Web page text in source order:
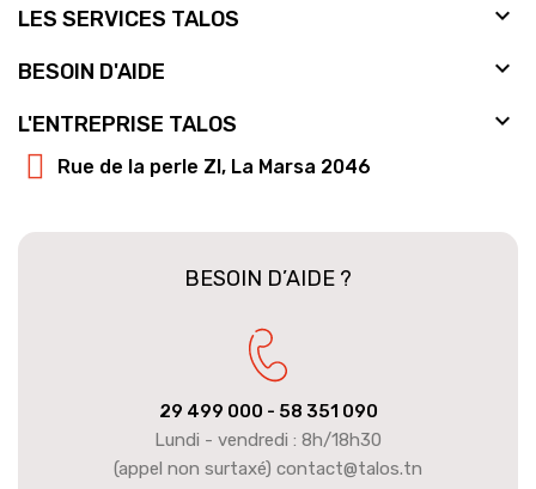
LES SERVICES TALOS 
BESOIN D'AIDE 
L'ENTREPRISE TALOS 
Rue de la perle ZI, La Marsa 2046
BESOIN D’AIDE ?
29 499 000 - 58 351 090
Lundi - vendredi : 8h/18h30
(appel non surtaxé) contact@talos.tn